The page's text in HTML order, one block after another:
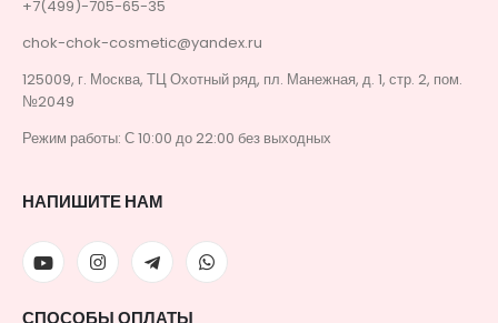
+7(499)-705-65-35
chok-chok-cosmetic@yandex.ru
125009, г. Москва, ТЦ Охотный ряд, пл. Манежная, д. 1, стр. 2, пом.
№2049
Режим работы: С 10:00 до 22:00 без выходных
НАПИШИТЕ НАМ
СПОСОБЫ ОПЛАТЫ